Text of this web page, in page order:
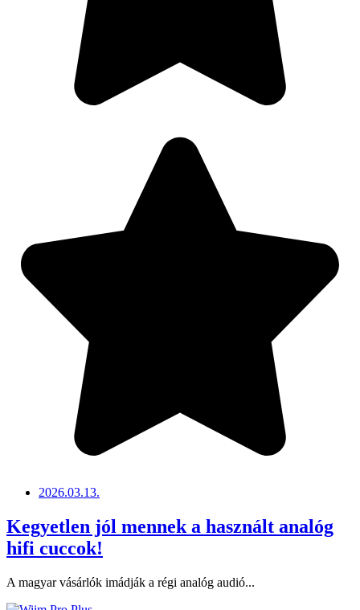
2026.03.13.
Kegyetlen jól mennek a használt analóg
hifi cuccok!
A magyar vásárlók imádják a régi analóg audió...